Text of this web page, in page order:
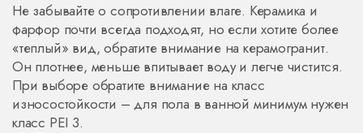
Не забывайте о сопротивлении влаге. Керамика и
фарфор почти всегда подходят, но если хотите более
«теплый» вид, обратите внимание на керамогранит.
Он плотнее, меньше впитывает воду и легче чистится.
При выборе обратите внимание на класс
износостойкости – для пола в ванной минимум нужен
класс PEI 3.